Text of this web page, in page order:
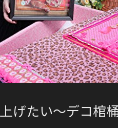
げたい～デコ棺